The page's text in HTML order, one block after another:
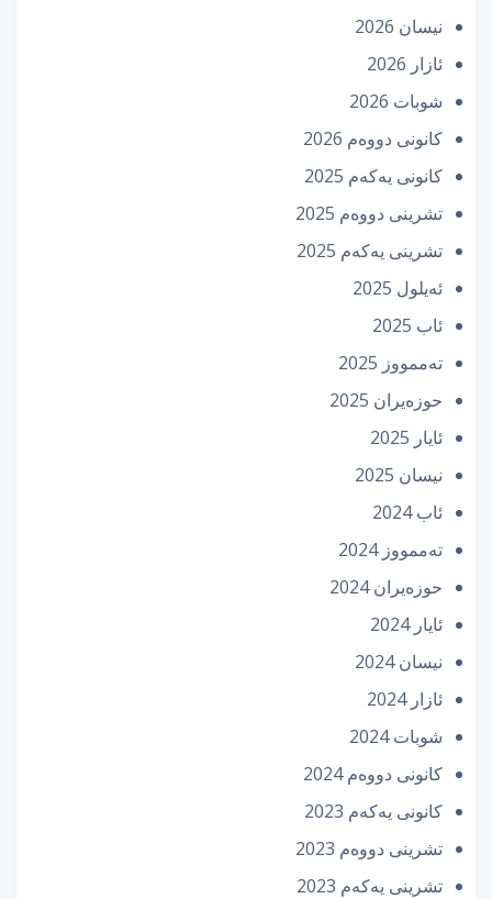
نیسان 2026
ئازار 2026
شوبات 2026
كانونی دووه‌م 2026
كانونی یه‌كه‌م 2025
تشرینی دووه‌م 2025
تشرینی یه‌كه‌م 2025
ئه‌یلول 2025
ئاب 2025
تەممووز 2025
حوزه‌یران 2025
ئایار 2025
نیسان 2025
ئاب 2024
تەممووز 2024
حوزه‌یران 2024
ئایار 2024
نیسان 2024
ئازار 2024
شوبات 2024
كانونی دووه‌م 2024
كانونی یه‌كه‌م 2023
تشرینی دووه‌م 2023
تشرینی یه‌كه‌م 2023